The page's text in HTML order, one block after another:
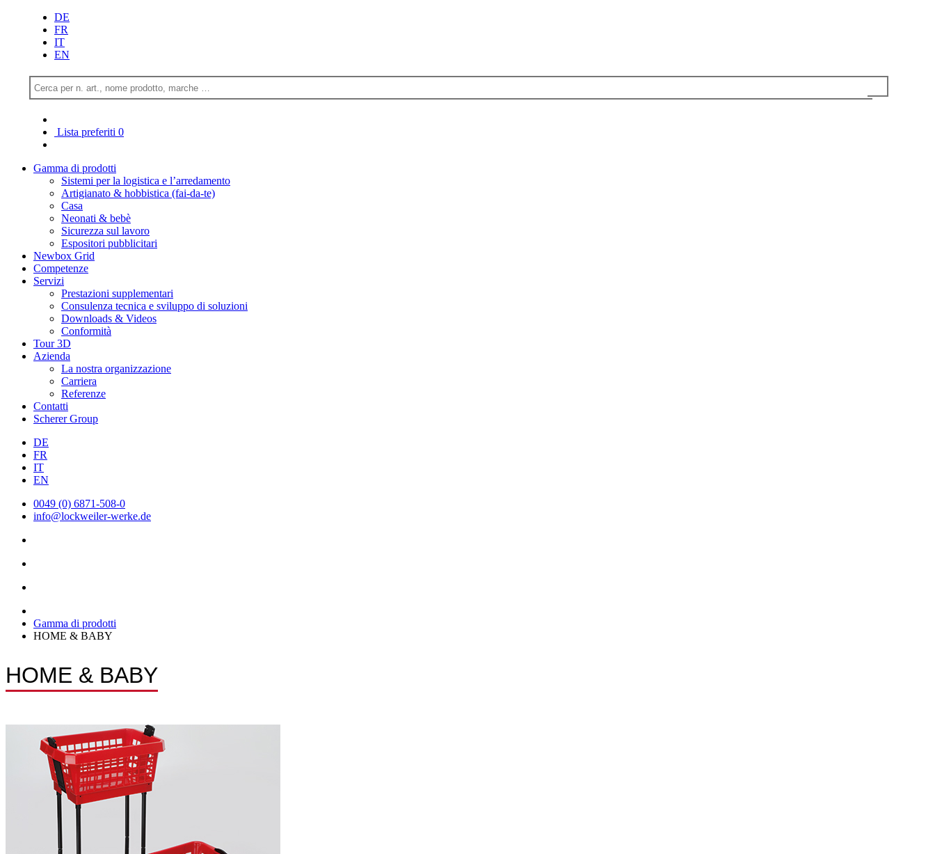
DE
FR
IT
EN
Lista preferiti 0
Gamma di prodotti
Sistemi per la logistica e l’arredamento
Artigianato & hobbistica (fai-da-te)
Casa
Neonati & bebè
Sicurezza sul lavoro
Espositori pubblicitari
Newbox Grid
Competenze
Servizi
Prestazioni supplementari
Consulenza tecnica e sviluppo di soluzioni
Downloads & Videos
Conformità
Tour 3D
Azienda
La nostra organizzazione
Carriera
Referenze
Contatti
Scherer Group
DE
FR
IT
EN
0049 (0) 6871-508-0
info@lockweiler-werke.de
Gamma di prodotti
HOME & BABY
HOME & BABY